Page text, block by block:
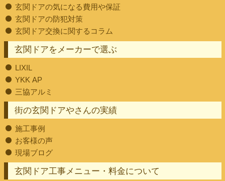
街の玄関ドアやさんの実績
施工事例
お客様の声
現場ブログ
玄関ドアの気になる費用や保証
玄関ドアの防犯対策
玄関ドア交換に関するコラム
玄関ドア工事メニュー・料金について
玄関ドアをメーカーで選ぶ
LIXIL
YKK AP
三協アルミ